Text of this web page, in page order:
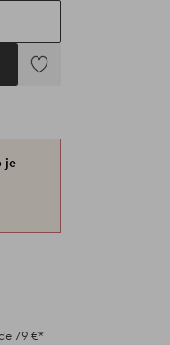
Toevoegen
je
79 €*